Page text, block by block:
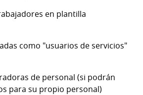
en plantilla
como "usuarios de servicios"
de personal (si podrán
para su propio personal)